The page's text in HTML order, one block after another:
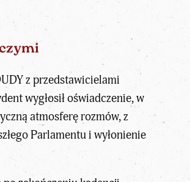
z przedstawicielami
wygłosił oświadczenie, w
atmosferę rozmów, z
Parlamentu i wyłonienie